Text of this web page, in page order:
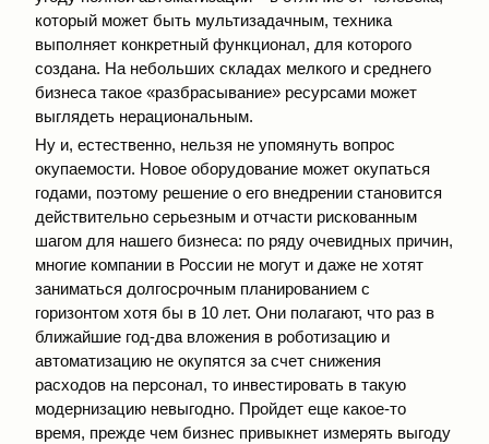
который может быть мультизадачным, техника
выполняет конкретный функционал, для которого
создана. На небольших складах мелкого и среднего
бизнеса такое «разбрасывание» ресурсами может
выглядеть нерациональным.
Ну и, естественно, нельзя не упомянуть вопрос
окупаемости. Новое оборудование может окупаться
годами, поэтому решение о его внедрении становится
действительно серьезным и отчасти рискованным
шагом для нашего бизнеса: по ряду очевидных причин,
многие компании в России не могут и даже не хотят
заниматься долгосрочным планированием с
горизонтом хотя бы в 10 лет. Они полагают, что раз в
ближайшие год-два вложения в роботизацию и
автоматизацию не окупятся за счет снижения
расходов на персонал, то инвестировать в такую
модернизацию невыгодно. Пройдет еще какое-то
время, прежде чем бизнес привыкнет измерять выгоду